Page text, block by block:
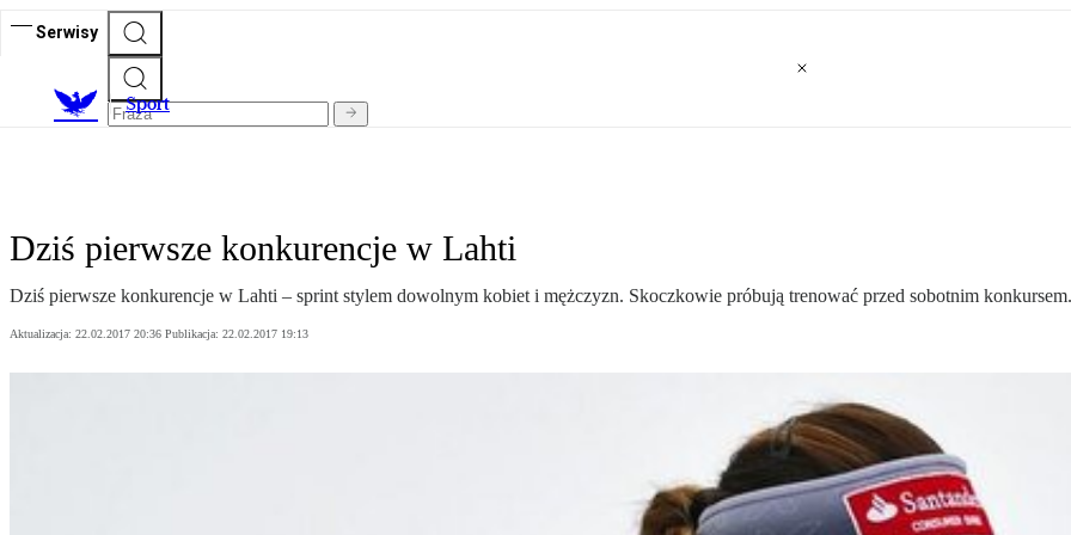
Serwisy
Sport
Dziś pierwsze konkurencje w Lahti
Dziś pierwsze konkurencje w Lahti – sprint stylem dowolnym kobiet i mężczyzn. Skoczkowie próbują trenować przed sobotnim konkursem.
Aktualizacja: 22.02.2017 20:36 Publikacja: 22.02.2017 19:13